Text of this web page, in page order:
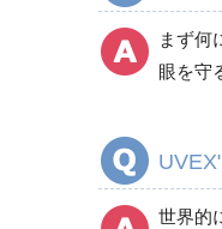
まず何
眼を守
世界的